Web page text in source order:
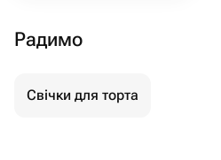
Радимо
Свічки для торта